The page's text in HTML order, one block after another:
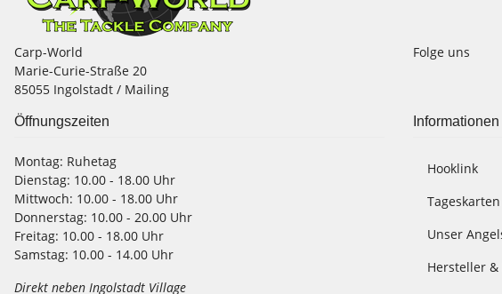
Carp-World
Marie-Curie-Straße 20
85055 Ingolstadt / Mailing
Folge uns
Öffnungszeiten
Montag: Ruhetag
Dienstag: 10.00 - 18.00 Uhr
Mittwoch: 10.00 - 18.00 Uhr
Donnerstag: 10.00 - 20.00 Uhr
Freitag: 10.00 - 18.00 Uhr
Samstag: 10.00 - 14.00 Uhr
Direkt neben Ingolstadt Village
Informationen
Hooklink
Unser
Hersteller &